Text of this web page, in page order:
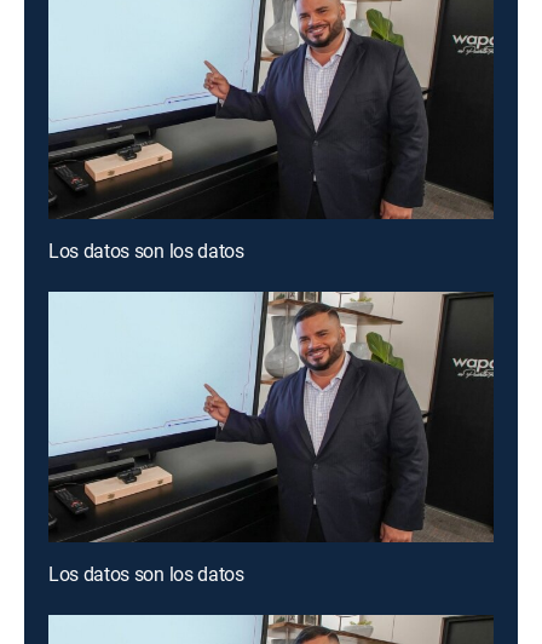
Los datos son los datos
Los datos son los datos